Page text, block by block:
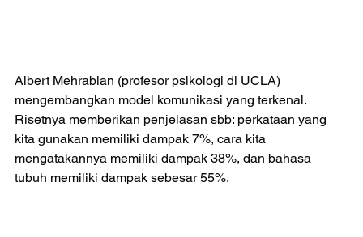
​​​​Albert Mehrabian (profesor psikologi di UCLA)
mengembangkan model komunikasi yang terkenal.
Risetnya memberikan penjelasan sbb: perkataan yang
kita gunakan memiliki dampak 7%, cara kita
mengatakannya memiliki dampak 38%, dan bahasa
tubuh memiliki dampak sebesar 55%.